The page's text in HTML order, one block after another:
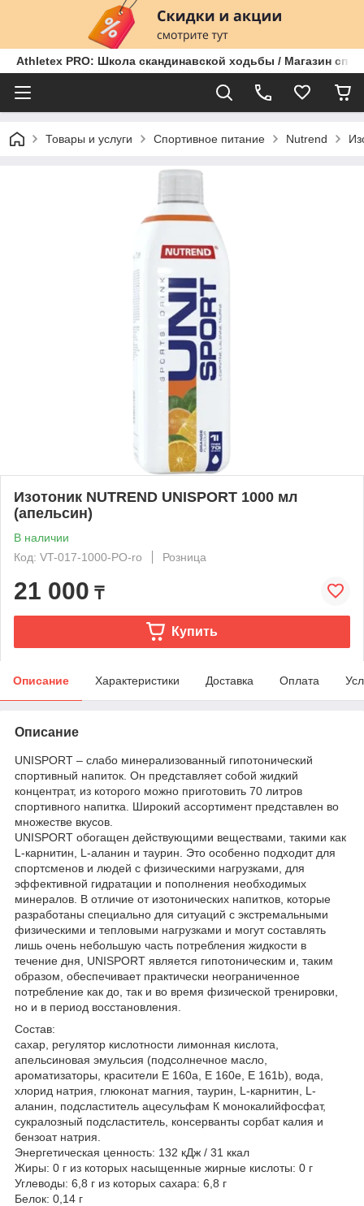
Athletex PRO: Школа скандинавской ходьбы / Магазин
Товары и услуги Спортивное питание Nutrend
Изотоник NUTREND UNISPORT 1000 мл
(апельсин)
В наличии
Код: VT-017-1000-PO-ro
Розница
21 000 ₸
Купить
Описание Характеристики Доставка Оплата
Описание
UNISPORT – слабо минерализованный гипотонический
спортивный напиток. Он представляет собой жидкий
концентрат, из которого можно приготовить 70 литров
спортивного напитка. Широкий ассортимент представлен во
множестве вкусов.
UNISPORT обогащен действующими веществами, такими как
L-карнитин, L-аланин и таурин. Это особенно подходит для
спортсменов и людей с физическими нагрузками, для
эффективной гидратации и пополнения необходимых
минералов. В отличие от изотонических напитков, которые
разработаны специально для ситуаций с экстремальными
физическими и тепловыми нагрузками и могут составлять
лишь очень небольшую часть потребления жидкости в
течение дня, UNISPORT является гипотоническим и, таким
образом, обеспечивает практически неограниченное
потребление как до, так и во время физической тренировки,
но и в период восстановления.
Состав:
сахар, регулятор кислотности лимонная кислота,
апельсиновая эмульсия (подсолнечное масло,
ароматизаторы, красители Е 160а, Е 160е, Е 161b), вода,
хлорид натрия, глюконат магния, таурин, L-карнитин, L-
аланин, подсластитель ацесульфам К монокалийфосфат,
сукралозный подсластитель, консерванты сорбат калия и
бензоат натрия.
Энергетическая ценность: 132 кДж / 31 ккал
Жиры: 0 г из которых насыщенные жирные кислоты: 0 г
Углеводы: 6,8 г из которых сахара: 6,8 г
Белок: 0,14 г